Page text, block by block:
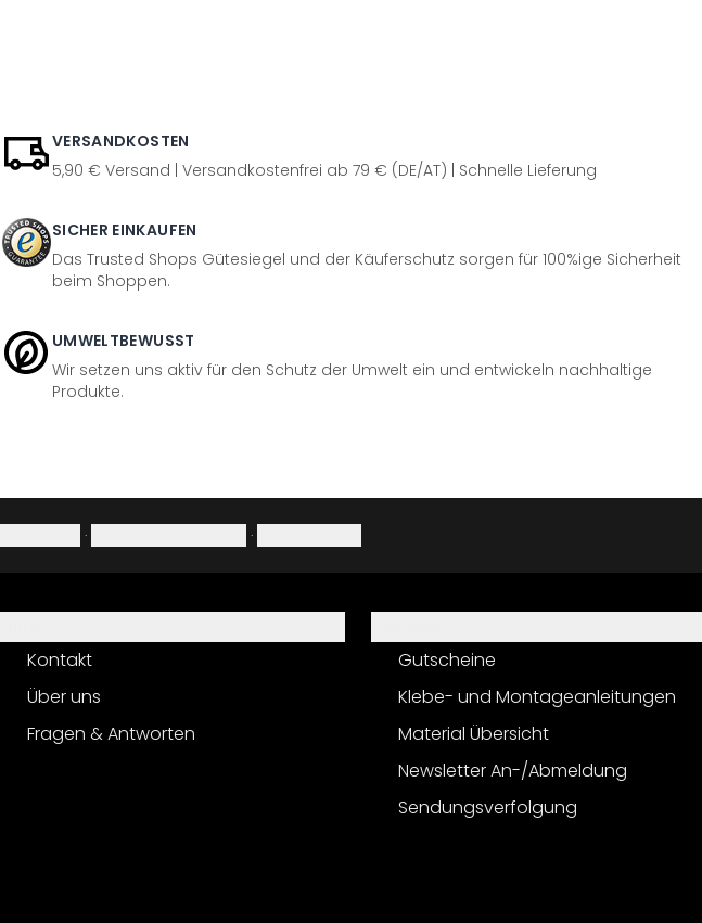
VERSANDKOSTEN
5,90 € Versand | Versandkostenfrei ab 79 € (DE/AT) | Schnelle Lieferung
SICHER EINKAUFEN
Das Trusted Shops Gütesiegel und der Käuferschutz sorgen für 100%ige Sicherheit
beim Shoppen.
UMWELTBEWUSST
Wir setzen uns aktiv für den Schutz der Umwelt ein und entwickeln nachhaltige
Produkte.
· ·
Kontakt
Über uns
Fragen & Antworten
Gutscheine
Klebe- und Montageanleitungen
Material Übersicht
Newsletter An-/Abmeldung
Sendungsverfolgung